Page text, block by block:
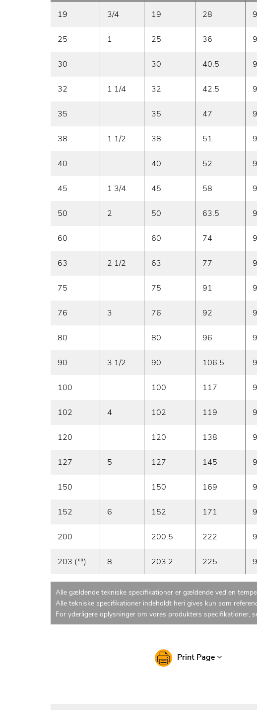
19 3/4 19 28 9
25 1 25 36 9
30 30 40.5 9
32 1 1/4 32 42.5 9
35 35 47 9
38 1 1/2 38 51 9
40 40 52 9
45 1 3/4 45 58 9
50 2 50 63.5 9
60 60 74 9
63 2 1/2 63 77 9
75 75 91 9
76 3 76 92 9
80 80 96 9
90 3 1/2 90 106.5 9
100 100 117 9
102 4 102 119 9
120 120 138 9
127 5 127 145 9
150 150 169 9
152 6 152 171 9
200 200.5 222 9
203 (**) 8 203.2 225 9
Alle gældende tekniske specifikationer er gældende ved en
Alle tekniske specifikationer indeholdt heri gives kun som
For yderligere oplysninger om vores produkters specifikationer,
Print Page